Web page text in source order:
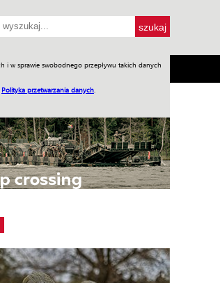
i w sprawie swobodnego przepływu takich danych
Polityka przetwarzania danych
Praca w WIW